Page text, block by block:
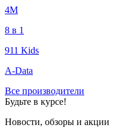
4М
8 в 1
911 Kids
A-Data
Все производители
Будьте в курсе!
Новости, обзоры и акции